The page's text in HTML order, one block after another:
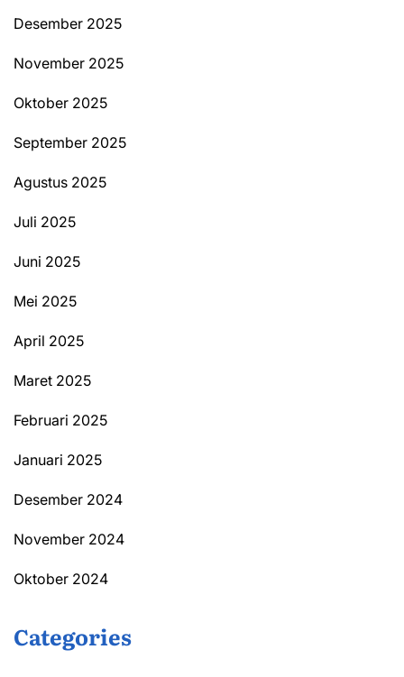
Desember 2025
November 2025
Oktober 2025
September 2025
Agustus 2025
Juli 2025
Juni 2025
Mei 2025
April 2025
Maret 2025
Februari 2025
Januari 2025
Desember 2024
November 2024
Oktober 2024
Categories